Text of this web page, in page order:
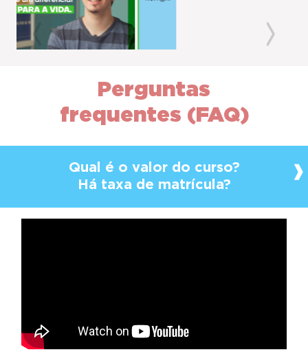
Previous
Perguntas
frequentes (FAQ)
Qual é o valor do curso?
Há taxa de matrícula?